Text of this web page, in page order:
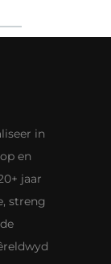
in
en
jaar
streng